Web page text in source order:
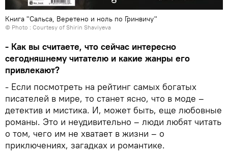
Книга "Сальса, Веретено и ноль по Гринвичу"
© Photo : Courtesy of Shirin Shaviyeva
- Как вы считаете, что сейчас интересно
сегодняшнему читателю и какие жанры его
привлекают?
- Если посмотреть на рейтинг самых богатых
писателей в мире, то станет ясно, что в моде –
детектив и мистика. И, может быть, еще любовные
романы. Это и неудивительно – люди любят читать
о том, чего им не хватает в жизни – о
приключениях, загадках и романтике.